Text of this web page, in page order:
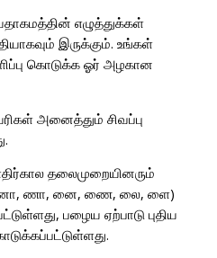
எழுத்துக்கள்
இருக்கும். உங்கள்
கொடுக்க ஓர் அழகான
அனைத்தும் சிவப்பு
தலைமுறையினரும்
னா, ணா, னை, ணை, லை, ளை)
பழைய ஏற்பாடு புதிய